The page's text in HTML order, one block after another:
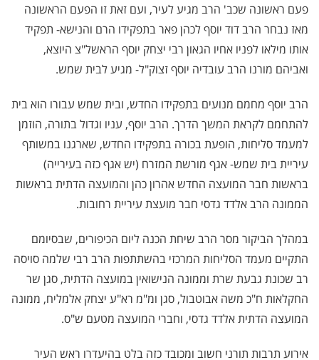
פעם ראשונה שכב' הרב מגיע לעיר, ועם זאת זו הפעם הראשונה
מאז נבחר הרב דוד יוסף לכהן פאר בתפקידו הרם והנישא- תפקיד
אותו מילאו לפניו אחיו הגאון רבי יצחק יוסף הראשל"צ היוצא,
ואביהם מורנו הרב עובדיה יוסף זצוק"ל- מגיע לבית שמש.
הרב יוסף מחמם מנועים בתפקידו החדש, ובית שמש עבורו הוא בית
להתחמם לקראת המשך הדרך. הרב יוסף, עניו וגדול בתורה, הוזמן
למעמד סליחות, הופעת בכורה בתפקידו החדש, שארגנו במשותף
עיריית בית שמש- אגף מורשת המזרח (יש אגף כזה בעירייה)
בראשות חבר המועצה החדש אהרון כהן והמועצה הדתית בראשות
הממונה הרב אלדד גדסי חבר מועצת עיריית רחובות.
במהלך הביקור מסר הרב שיחת הכנה ליום הכיפורים, שבסיומם
התקיים מעמד הסליחות המרכזי בהשתתפות הרב רבי שלמה סויסה
רב שכונת גבעת שרת וממונה הנישואין במועצה הדתית, סגן שר
החקלאות ח"כ משה אבוטבול, סגן ומ"מ רא"ע יצחק אלמליח, ממונה
המועצה הדתית אלדד גדסי, וחברי המועצה מטעם ש"ס.
אירוע תרבות תורני חשוב ומכובד כזה בלט בהיעדרו ראש העיר